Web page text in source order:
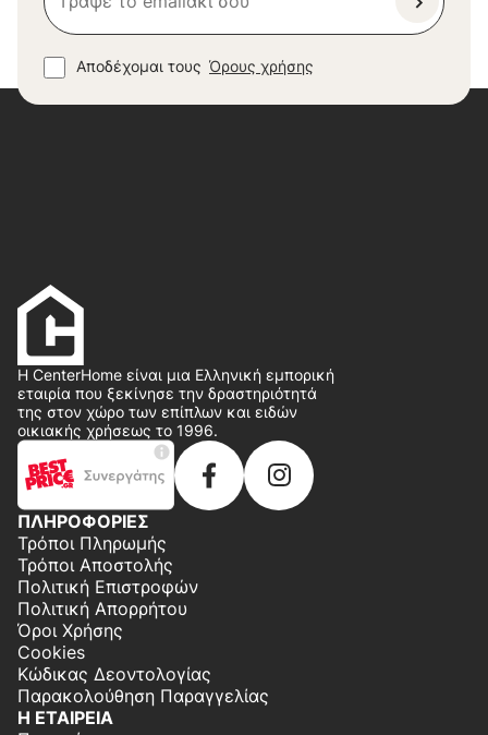
Αποδέχομαι τους Όρους χρήσης
Η CenterHome είναι μια Ελληνική εμπορική
εταιρία που ξεκίνησε την δραστηριότητά
της στον χώρο των επίπλων και ειδών
οικιακής χρήσεως το 1996.
ΠΛΗΡΟΦΟΡΙΕΣ
Τρόποι Πληρωμής
Τρόποι Αποστολής
Πολιτική Επιστροφών
Πολιτική Απορρήτου
Όροι Χρήσης
Cookies
Κώδικας Δεοντολογίας
Παρακολούθηση Παραγγελίας
Η ΕΤΑΙΡΕΙΑ